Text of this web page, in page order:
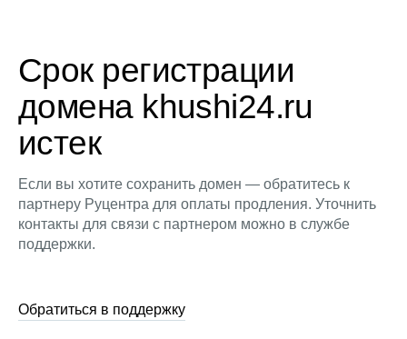
Срок регистрации
домена khushi24.ru
истек
Если вы хотите сохранить домен — обратитесь к
партнеру Руцентра для оплаты продления. Уточнить
контакты для связи с партнером можно в службе
поддержки.
Обратиться в поддержку